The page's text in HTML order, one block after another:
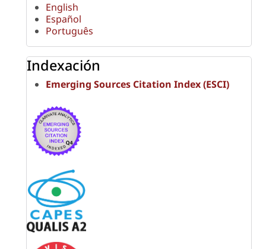
English
Español
Português
Indexación
Emerging Sources Citation Index (ESCI)